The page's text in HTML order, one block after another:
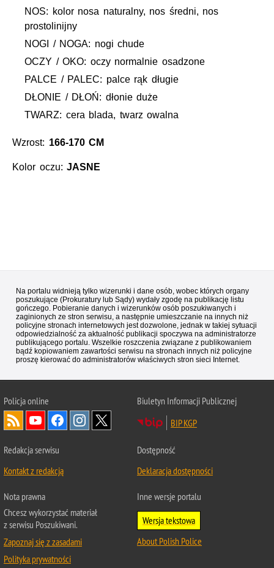
NOS: kolor nosa naturalny, nos średni, nos
prostolinijny
NOGI / NOGA: nogi chude
OCZY / OKO: oczy normalnie osadzone
PALCE / PALEC: palce rąk długie
DŁONIE / DŁOŃ: dłonie duże
TWARZ: cera blada, twarz owalna
Wzrost: 166-170 CM
Kolor oczu:JASNE
Na portalu widnieją tylko wizerunki i dane osób, wobec których organy
poszukujące (Prokuratury lub Sądy) wydały zgodę na publikację listu
gończego. Pobieranie danych i wizerunków osób poszukiwanych i
zaginionych ze stron serwisu, a następnie umieszczanie na innych niż
policyjne stronach internetowych jest dozwolone, jednak w takiej sytuacji
odpowiedzialność za aktualność publikacji spoczywa na administratorze
publikującego portalu. Wszelkie roszczenia związane z publikowaniem
bądź kopiowaniem zawartości serwisu na stronach innych niż policyjne
proszę kierować do administratorów właściwych stron sieci Internet.
Policjaonline
Biuletyn Informacji Publicznej
BIP KGP
Redakcja serwisu
Kontakt z redakcją
Dostępność
Deklaracja dostępności
Nota prawna
Chcesz wykorzystać materiał
z serwisu Poszukiwani.
Zapoznaj się z zasadami
Polityka prywatności
Inne wersje portalu
Wersja tekstowa
About Polish Police